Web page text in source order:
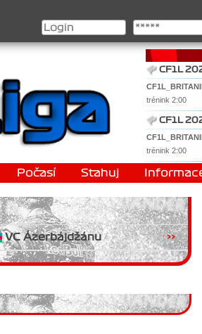
3. Jakub Chmelík , Pohár
CF1L
trénink 2:00
CF1L
trénink 2:00
Počasí Stahuj
VC Ázerbájdžánu >>